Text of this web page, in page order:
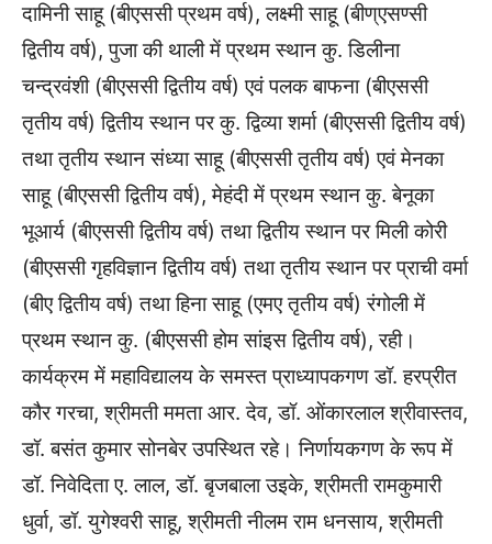
दामिनी साहू (बीएससी प्रथम वर्ष), लक्ष्मी साहू (बीण्एसण्सी
द्वितीय वर्ष), पुजा की थाली में प्रथम स्थान कु. डिलीना
चन्द्रवंशी (बीएससी द्वितीय वर्ष) एवं पलक बाफना (बीएससी
तृतीय वर्ष) द्वितीय स्थान पर कु. द्विव्या शर्मा (बीएससी द्वितीय वर्ष)
तथा तृतीय स्थान संध्या साहू (बीएससी तृतीय वर्ष) एवं मेनका
साहू (बीएससी द्वितीय वर्ष), मेहंदी में प्रथम स्थान कु. बेनूका
भूआर्य (बीएससी द्वितीय वर्ष) तथा द्वितीय स्थान पर मिली कोरी
(बीएससी गृहविज्ञान द्वितीय वर्ष) तथा तृतीय स्थान पर प्राची वर्मा
(बीए द्वितीय वर्ष) तथा हिना साहू (एमए तृतीय वर्ष) रंगोली में
प्रथम स्थान कु. (बीएससी होम सांइस द्वितीय वर्ष), रही।
कार्यक्रम में महाविद्यालय के समस्त प्राध्यापकगण डॉ. हरप्रीत
कौर गरचा, श्रीमती ममता आर. देव, डॉ. ओंकारलाल श्रीवास्तव,
डॉ. बसंत कुमार सोनबेर उपस्थित रहे। निर्णायकगण के रूप में
डॉ. निवेदिता ए. लाल, डॉ. बृजबाला उइके, श्रीमती रामकुमारी
धुर्वा, डॉ. युगेश्वरी साहू, श्रीमती नीलम राम धनसाय, श्रीमती